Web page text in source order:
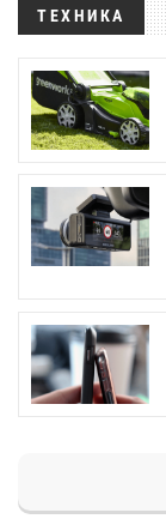
ТЕХНИКА